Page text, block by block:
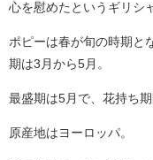
心を慰めたというギリシ
ポピーは春が旬の時期と
期は3月から5月。
最盛期は5月で、花持ち期
原産地はヨーロッパ。